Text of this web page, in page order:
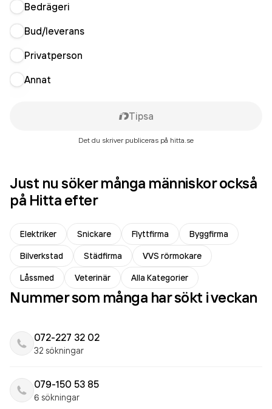
Bedrägeri
Bud/leverans
Privatperson
Annat
Tipsa
Det du skriver publiceras på hitta.se
Just nu söker många människor också
på Hitta efter
Elektriker Snickare Flyttfirma
Byggfirma
Bilverkstad
Städfirma
VVS rörmokare
Låssmed
Veterinär Alla Kategorier
Nummer som många har sökt i veckan
072-227 32 02
32 sökningar
079-150 53 85
6 sökningar